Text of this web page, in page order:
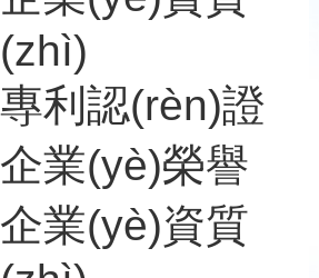
(zhì)
專利認(rèn)證
企業(yè)榮譽
企業(yè)資質